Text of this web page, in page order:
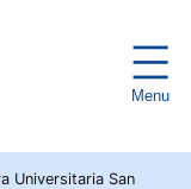
Menu
Universitaria San